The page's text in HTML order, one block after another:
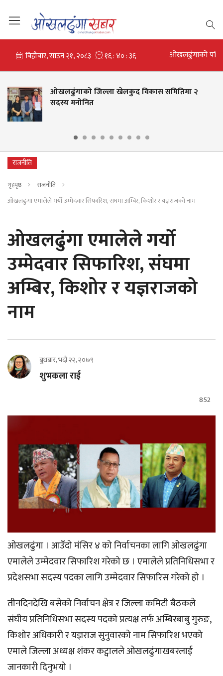
ओखलढुंगाको
ओखलढुंगाको जिल्ला खेलकुद विकास समितिमा २
सदस्य मनोनित
राजनीति
गृहपृष्ठ
राजनीति
ओखलढुंगा एमालेले गर्यो उम्मेदवार सिफारिश, संघमा अम्बिर, किशोर र यज्ञराजको नाम
ओखलढुंगा एमालेले गर्यो
उम्मेदवार सिफारिश, संघमा
अम्बिर, किशोर र यज्ञराजको
नाम
बुधबार, भदौ २२, २०७९
शुभकला राई
852
ओखलढुंगा । आउँदो मंसिर ४ को निर्वाचनका लागि ओखलढुंगा
एमालेले उम्मेदवार सिफारिश गरेको छ । एमालेले प्रतिनिधिसभा र
प्रदेशसभा सदस्य पदका लागि उम्मेदवार सिफारिस गरेको हो ।
तीनदिनदेखि बसेको निर्वाचन क्षेत्र र जिल्ला कमिटी बैठकले
संघीय प्रतिनिधिसभा सदस्य पदको प्रत्यक्ष तर्फ अम्बिरबाबु गुरुङ,
किशोर अधिकारी र यज्ञराज सुनुवारको नाम सिफारिश भएको
एमाले जिल्ला अध्यक्ष शंकर कट्वालले ओखलढुंगाखबरलाई
जानकारी दिनुभयो ।